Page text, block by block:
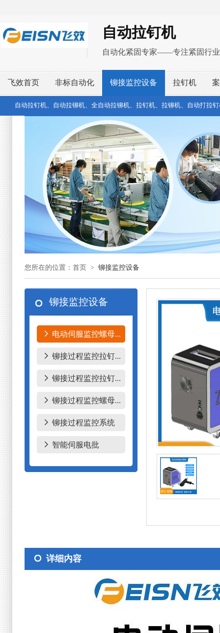
自动拉钉机
自动化紧固专家——专注紧固行
飞效首页 非标自动化 铆接监控设备 拉钉机
自动拉钉机、自动拉铆机、全自动拉铆机、拉钉机、拉铆机、自动打拉
您所在的位置：首页 > 铆接监控设备
铆接监控设备
电动伺服监控螺母...
铆接过程监控拉钉...
铆接过程监控拉钉...
铆接过程监控螺母...
铆接过程监控系统
智能伺服电批
详细内容